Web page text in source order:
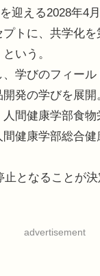
迎える2028年4
トに、共学化
いう。
学びのフィール
発の学びを展開
間健康学部食
健康学部総合
となることが決
advertisement